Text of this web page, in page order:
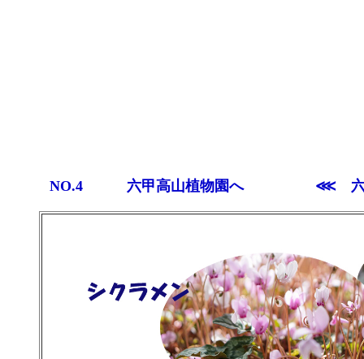
NO.4 六甲高山植物園へ ⋘ 六甲